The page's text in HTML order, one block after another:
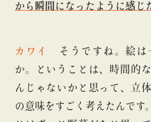
から瞬間になったように感じ
カワイ
そうですね。絵
か。ということは、時間的
んじゃないかと思って、立
の意味をすごく考えたんです